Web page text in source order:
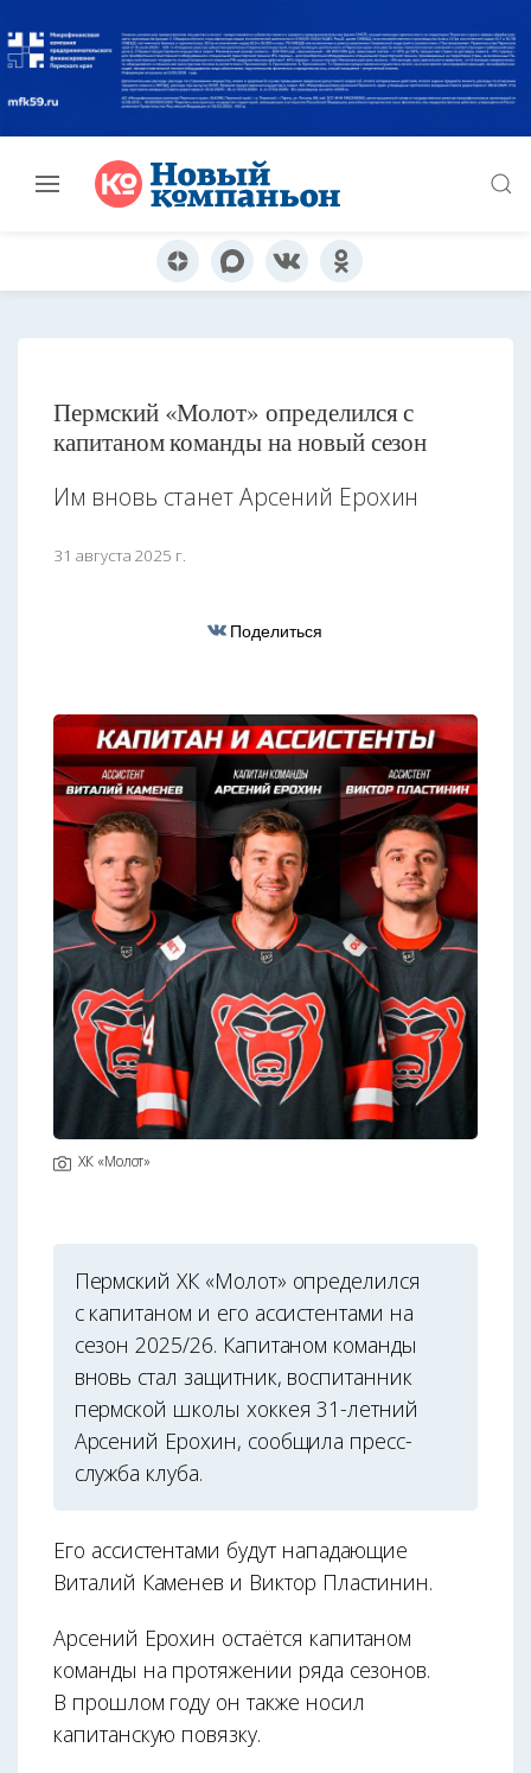
Пермский «Молот» определился с
капитаном команды на новый сезон
Им вновь станет Арсений Ерохин
31 августа 2025 г.
Поделиться
ХК «Молот»
Пермский ХК «Молот» определился
с капитаном и его ассистентами на
сезон 2025/26. Капитаном команды
вновь стал защитник, воспитанник
пермской школы хоккея 31-летний
Арсений Ерохин, сообщила пресс-
служба клуба.
Его ассистентами будут нападающие
Виталий Каменев и Виктор Пластинин.
Арсений Ерохин остаётся капитаном
команды на протяжении ряда сезонов.
В прошлом году он также носил
капитанскую повязку.